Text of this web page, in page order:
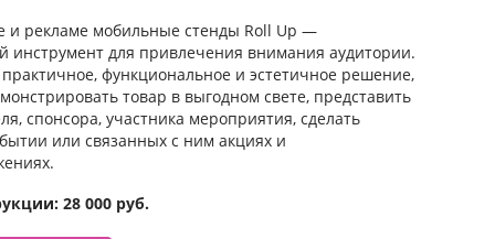
и рекламе мобильные стенды Roll Up —
инструмент для привлечения внимания аудитории.
практичное, функциональное и эстетичное решение,
товар в выгодном свете, представить
спонсора, участника мероприятия, сделать
или связанных с ним акциях и
28 000 руб.